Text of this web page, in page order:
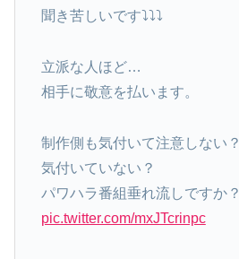
聞き苦しいです⤵︎⤵︎⤵︎
立派な人ほど…
相手に敬意を払います。
制作側も気付いて注意しない？
気付いていない？
パワハラ番組垂れ流しですか？
pic.twitter.com/mxJTcrinpc